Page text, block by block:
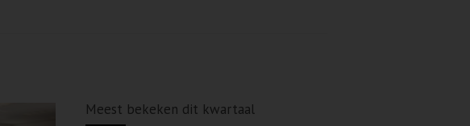
Meest bekeken dit kwartaal